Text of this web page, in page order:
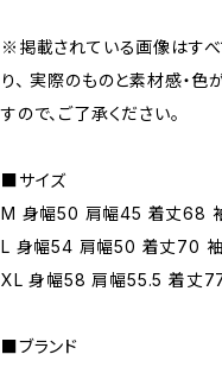
※掲載されている画像はすべ
り、 実際のものと素材感・
すので、ご了承ください。
■サイズ
M 身幅50 肩幅45 着丈68
L 身幅54 肩幅50 着丈70
XL 身幅58 肩幅55.5 着丈
■ブランド